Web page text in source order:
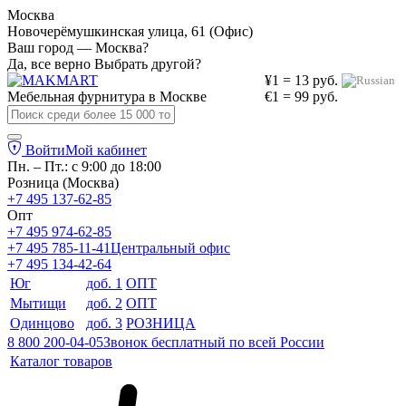
Москва
Новочерёмушкинская улица, 61 (Офис)
Ваш город — Москва?
Да, все верно Выбрать другой?
¥1 = 13 руб.
€1 = 99 руб.
Мебельная фурнитура в Москве
ВойтиМой кабинет
Пн. – Пт.: с 9:00 до 18:00
Розница (Москва)
+7 495 137-62-85
Опт
+7 495 974-62-85
+7 495 785-11-41Центральный офис
+7 495 134-42-64
Юг
доб. 1 ОПТ
Мытищи
доб. 2 ОПТ
Одинцово
доб. 3 РОЗНИЦА
8 800 200-04-05Звонок бесплатный по всей России
Каталог товаров